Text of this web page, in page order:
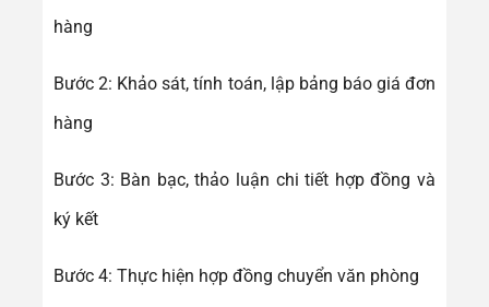
hàng
Bước 2: Khảo sát, tính toán, lập bảng báo giá đơn
hàng
Bước 3: Bàn bạc, thảo luận chi tiết hợp đồng và
ký kết
Bước 4: Thực hiện hợp đồng chuyển văn phòng